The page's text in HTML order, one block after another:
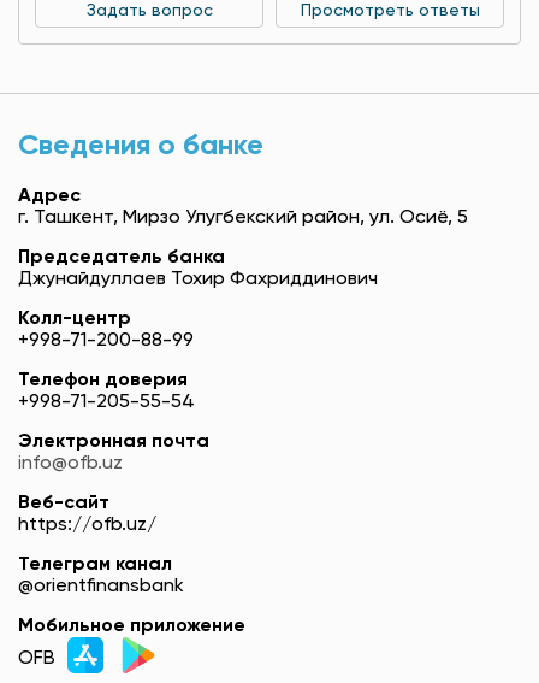
Задать вопрос Просмотреть ответы
Сведения о банке
Адрес
г. Ташкент, Мирзо Улугбекский район, ул. Осиё, 5
Председатель банка
Джунайдуллаев Тохир Фахриддинович
Колл-центр
+998-71-200-88-99
Телефон доверия
+998-71-205-55-54
Электронная почта
info@ofb.uz
Веб-сайт
https://ofb.uz/
Телеграм канал
@orientfinansbank
Мобильное приложение
OFB